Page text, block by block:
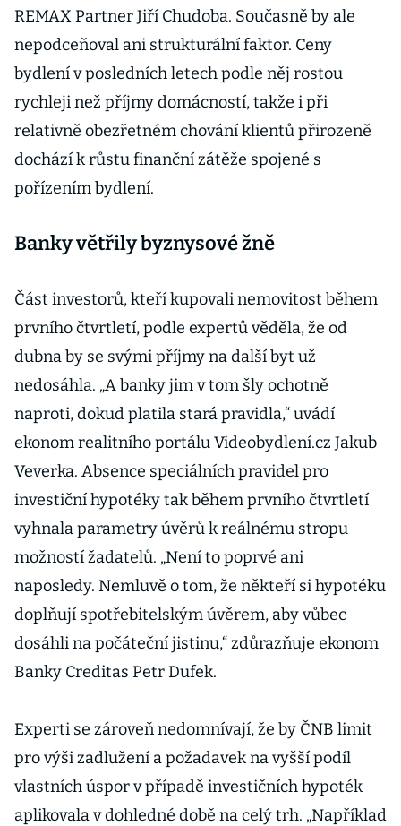
REMAX Partner Jiří Chudoba. Současně by ale
nepodceňoval ani strukturální faktor. Ceny
bydlení v posledních letech podle něj rostou
rychleji než příjmy domácností, takže i při
relativně obezřetném chování klientů přirozeně
dochází k růstu finanční zátěže spojené s
pořízením bydlení.
Banky větřily byznysové žně
Část investorů, kteří kupovali nemovitost během
prvního čtvrtletí, podle expertů věděla, že od
dubna by se svými příjmy na další byt už
nedosáhla. „A banky jim v tom šly ochotně
naproti, dokud platila stará pravidla,“ uvádí
ekonom realitního portálu Videobydlení.cz Jakub
Veverka. Absence speciálních pravidel pro
investiční hypotéky tak během prvního čtvrtletí
vyhnala parametry úvěrů k reálnému stropu
možností žadatelů. „Není to poprvé ani
naposledy. Nemluvě o tom, že někteří si hypotéku
doplňují spotřebitelským úvěrem, aby vůbec
dosáhli na počáteční jistinu,“ zdůrazňuje ekonom
Banky Creditas Petr Dufek.
Experti se zároveň nedomnívají, že by ČNB limit
pro výši zadlužení a požadavek na vyšší podíl
vlastních úspor v případě investičních hypoték
aplikovala v dohledné době na celý trh. „Například